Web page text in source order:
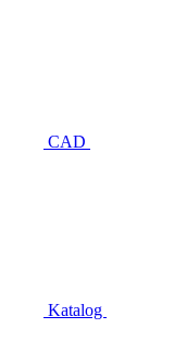
CAD
Katalog